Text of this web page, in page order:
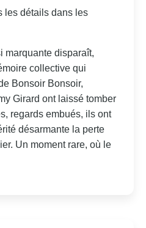
les détails dans les
marquante disparaît,
collective qui
Bonsoir Bonsoir,
Girard ont laissé tomber
regards embués, ils ont
désarmante la perte
Un moment rare, où le